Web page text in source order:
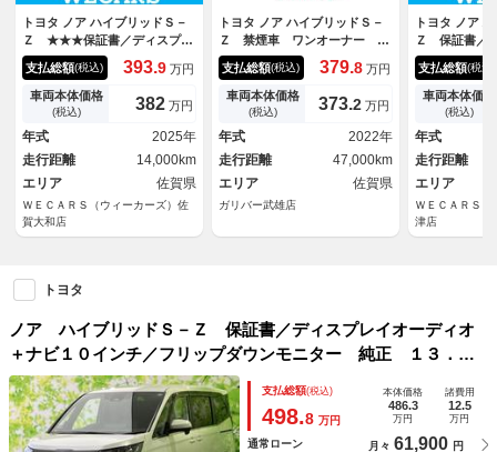
トヨタ ノア ハイブリッドＳ－
Ｚ ★★★保証書／ディスプレ
イオーディオ＋ナビ１０．５イ
ンチ／トヨタセーフティセンス
／ハンズフリー両側電動スライ
ドドア／シートヒーター 前席
／車線逸脱防止支援システム／
シート ハーフレザー
支払総額(税込) 393.9 万円
車両本体価格
(税込) 382 万円
年式
2025年
走行距離
14,000km
エリア
佐賀県
ＷＥＣＡＲＳ（ウィーカーズ）佐
賀大和店
トヨタ ノア ハイブリッドＳ－
Ｚ 禁煙車 ワンオーナー モ
デリスタエアロ 純正フリップ
ダウンモニター 純正１０．５
インチコネクティッドナビ バ
ックカメラ 純正ドライブレコ
ーダー前後 両側パワースライ
ドドア レーダークルーズコン
トロール
支払総額(税込) 379.8 万円
車両本体価格
(税込) 373.2 万円
年式
2022年
走行距離
47,000km
エリア
佐賀県
ガリバー武雄店
トヨタ ノア
Ｚ 保証書／
ディオ＋ナビ
トヨタセーフ
電動スライド
ター／パノラ
ター／車線逸
ム／シート
支払総額(税込)
車両本体価格
(税込)
年式
走行距離
エリア
ＷＥＣＡＲＳ（
津店
トヨタ
ノア ハイブリッドＳ－Ｚ 保証書／ディスプレイオーディオ
＋ナビ１０インチ／フリップダウンモニター 純正 １３．２
インチ／トヨタセーフティセンス／両側電動スライドドア／シ
ートヒーター 前席／車線逸脱防止支援システム
支払総額(税込)
498.8 万円
本体価格
486.3
万円
諸費用
12.5
万円
通常ローン 月々 61,900 円